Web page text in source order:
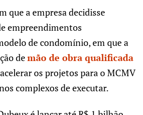
que a empresa decidisse
empreendimentos
de condomínio, em que a
demão de obra qualificada
os projetos para o MCMV
complexos de executar.